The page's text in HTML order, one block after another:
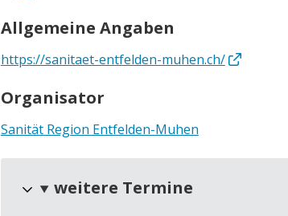
Allgemeine Angaben
https://sanitaet-entfelden-muhen.ch/
Organisator
Sanität Region Entfelden-Muhen
weitere Termine